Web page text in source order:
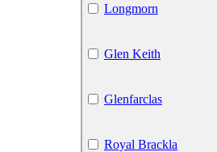
Longmorn
Glen Keith
Glenfarclas
Royal Brackla